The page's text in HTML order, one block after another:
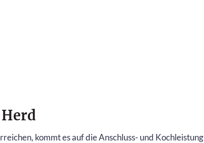
kommt es auf die Anschluss- und Kochleistung